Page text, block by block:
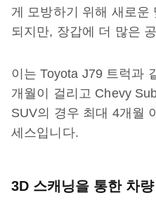
게 모방하기 위해 새로운
되지만, 장갑에 더 많은
이는 Toyota J79 트럭과
개월이 걸리고 Chevy
SUV의 경우 최대 4개월
세스입니다.
3D 스캐닝을 통한 차